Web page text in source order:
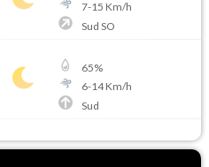
7-15 Km/h
Sud SO
65%
6-14Km/h
Sud